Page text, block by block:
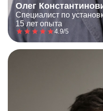
Олег
Специалист по
15 лет опыта
4.9/5